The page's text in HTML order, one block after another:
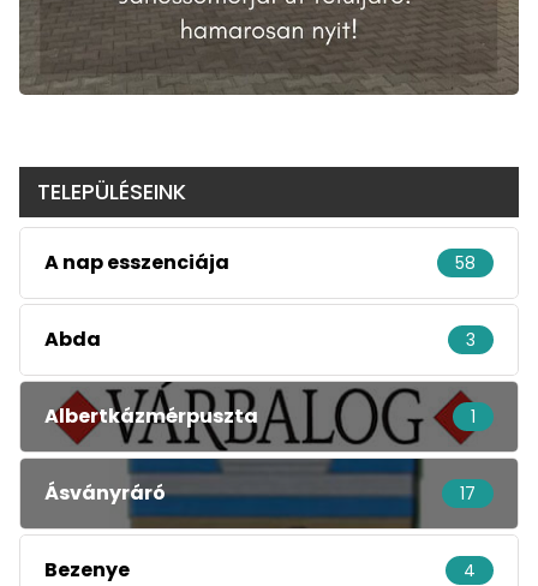
TELEPÜLÉSEINK
A nap esszenciája 58
Abda 3
Albertkázmérpuszta 1
Ásványráró 17
Bezenye 4